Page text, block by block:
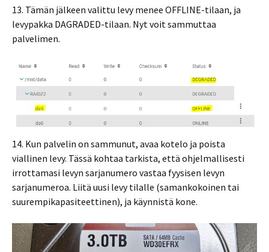
13. Tämän jälkeen valittu levy menee OFFLINE-tilaan, ja
levypakka DAGRADED-tilaan. Nyt voit sammuttaa
palvelimen.
14. Kun palvelin on sammunut, avaa kotelo ja poista
viallinen levy. Tässä kohtaa tarkista, että ohjelmallisesti
irrottamasi levyn sarjanumero vastaa fyysisen levyn
sarjanumeroa. Liitä uusi levy tilalle (samankokoinen tai
suurempikapasiteettinen), ja käynnistä kone.